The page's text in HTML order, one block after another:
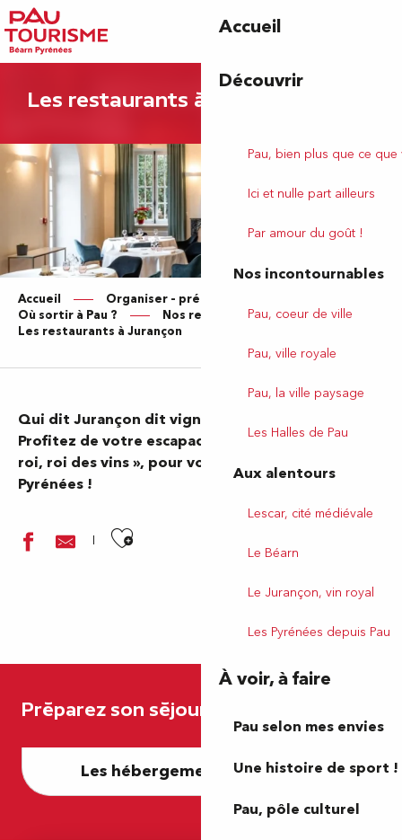
Aller
au
contenu
Accueil
Découvrir
Pau, bien plus que ce
Ici et nulle part ailleurs
Par amour du goût !
Nos incontournables
Pau, coeur de ville
Pau, ville royale
Pau, la ville paysage
Les Halles de Pau
Aux alentours
Lescar, cité médiévale
Le Béarn
Le Jurançon, vin royal
Les Pyrénées depuis Pau
À voir, à faire
Pau selon mes envies
Une histoire de sport !
Pau, pôle culturel
Les restaurants à Jurançon
Accueil
Organiser – préparer votre séjour
Où sortir à Pau ?
Nos restaurants
Les restaurants à Jurançon
Qui dit Jurançon dit vignoble… mais pas que.
Profitez de votre escapade dans la ville au « Vin de
roi, roi des vins », pour vous régaler face aux
Pyrénées !
Ajouter aux favoris
Flaveurs - Domaine Mont Riant
Préparez son séjour
Les hébergements à Jurançon